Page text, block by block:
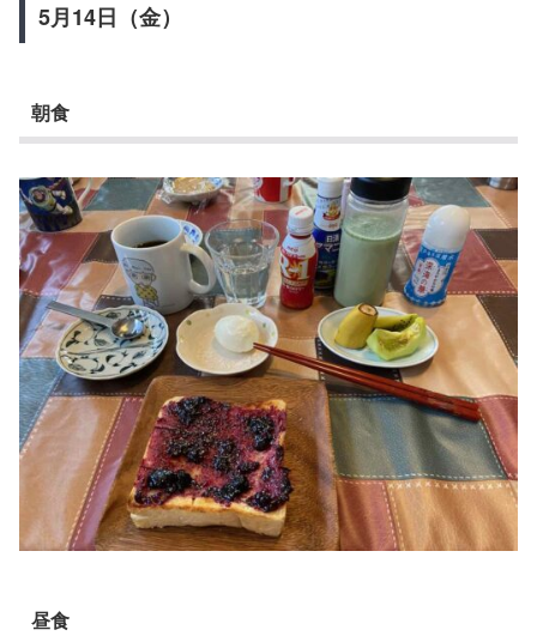
5月14日（金）
朝食
昼食